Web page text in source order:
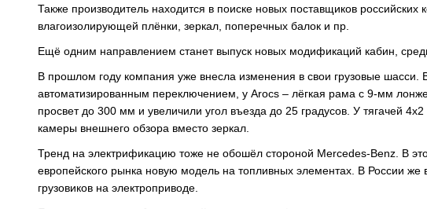
Также производитель находится в поиске новых поставщиков российских
влагоизолирующей плёнки, зеркал, поперечных балок и пр.
Ещё одним направлением станет выпуск новых модификаций кабин,
В прошлом году компания уже внесла изменения в свои грузовые шасси.
автоматизированным переключением, у Arocs – лёгкая рама с 9-мм
просвет до 300 мм и увеличили угол въезда до 25 градусов. У тягачей
камеры внешнего обзора вместо зеркал.
Тренд на электрификацию тоже не обошёл стороной Mercedes-Benz. В
европейского рынка новую модель на топливных элементах. В России же
грузовиков на электроприводе.